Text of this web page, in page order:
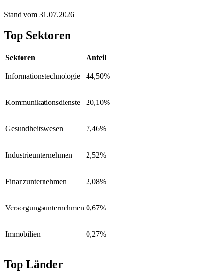
Stand vom 31.07.2026
Top Sektoren
Sektoren Anteil
Informationstechnologie 44,50%
Kommunikationsdienste 20,10%
Gesundheitswesen 7,46%
Industrieunternehmen 2,52%
Finanzunternehmen 2,08%
Versorgungsunternehmen 0,67%
Immobilien 0,27%
Top Länder